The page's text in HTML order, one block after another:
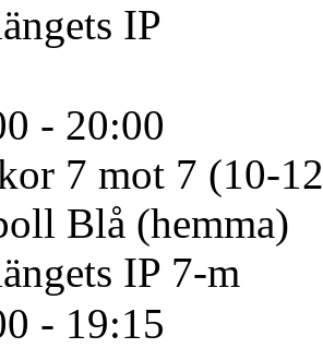
IP
- 20:00
7 mot 7 (10-
Blå (hemma)
IP 7-m
- 19:15